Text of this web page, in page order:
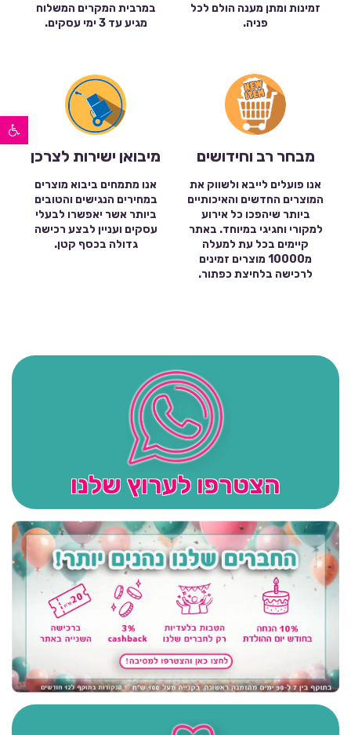
פתח סרגל נגישות
זמינות ומתן מענה הולם לכל
פניה.
במרבית המקרים המשלוח
מגיע עד 3 ימי עסקים.
מבחר רב וחידושים
אנו פועלים לייבא ולשווק את
המוצרים החדשים והאיכותיים
ביותר שיהפכו כל אירוע
למקורי וחגיגי במיוחד. באתר
קיימים בכל עת למעלה
מ10000 מוצרים זמינים
לרכישה בלחיצת כפתור.
מיבואן ישירות לצרכן
אנו מתמחים ביבוא מוצרים
במחירים הנגישים והטובים
ביותר אשר יאפשרו לבעלי
עסקים ועניין לבצע רכישה
גדולה בכסף קטן.
הצטרפו לערוץ שלנו